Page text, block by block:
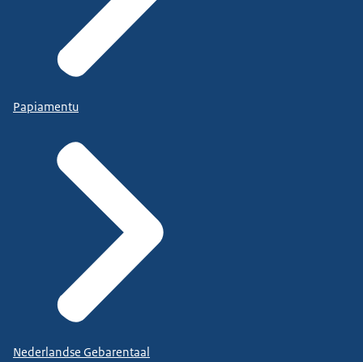
Papiamentu
Nederlandse Gebarentaal